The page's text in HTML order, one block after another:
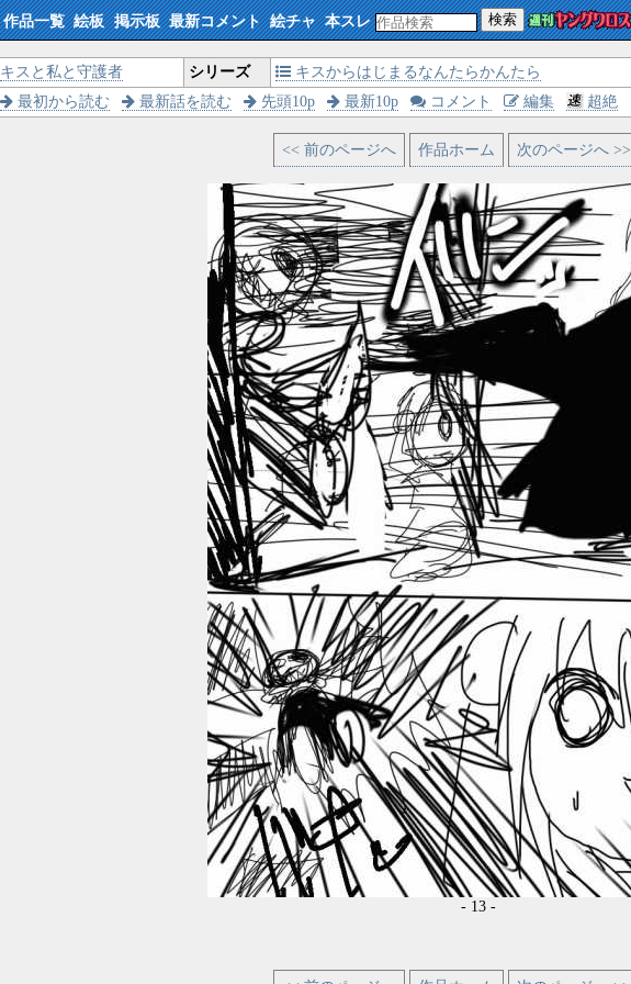
作品一覧 絵板 掲示板 最新コメント 絵チャ 本スレ 検索
キスと私と守護者 シリーズ キスからはじまるなんたらかんたら
最初から読む 最新話を読む 先頭10p 最新10p コメント 編集 超絶
<< 前のページへ 作品ホーム 次のページへ >>
- 13 -